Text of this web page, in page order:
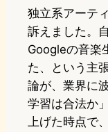
独立系アーテ
訴えました。
Googleの音楽
た、という主
論が、業界に
学習は合法か
上げた時点で